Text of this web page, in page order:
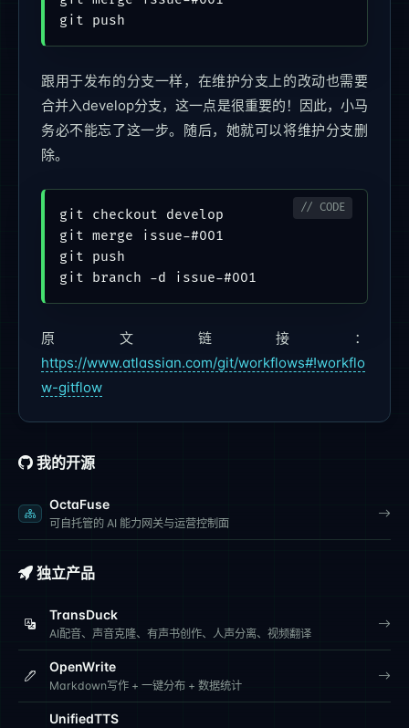
跟用于发布的分支一样，在维护分支上的改动也需要
合并入develop分支，这一点是很重要的！因此，小马
务必不能忘了这一步。随后，她就可以将维护分支删
除。
git checkout develop
git merge issue-#001
git push
原文链接：
https://www.atlassian.com/git/workflows#!workflo
w-gitflow
我的开源
OctaFuse
可自托管的 AI 能力网关与运营控制面
独立产品
TransDuck
AI配音、声音克隆、有声书创作、人声分离、视频翻译
OpenWrite
Markdown写作 + 一键分布 + 数据统计
UnifiedTTS